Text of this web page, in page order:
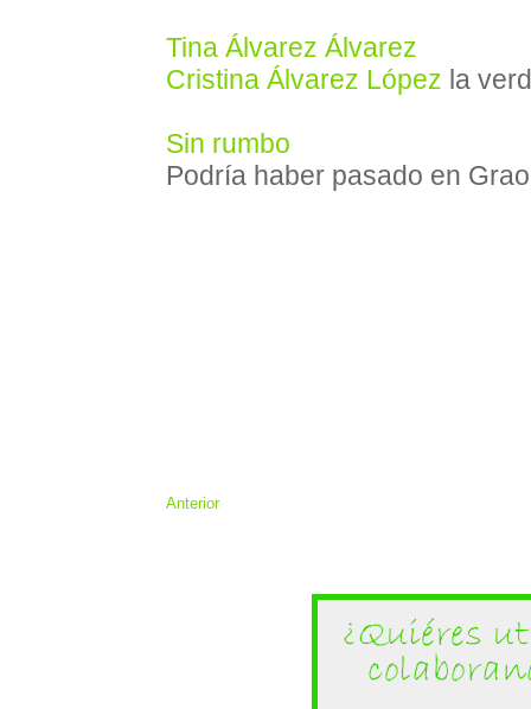
Tina Álvarez Álvarez
Cristina Álvarez López la
Sin rumbo
Podría haber pasado en
Anterior